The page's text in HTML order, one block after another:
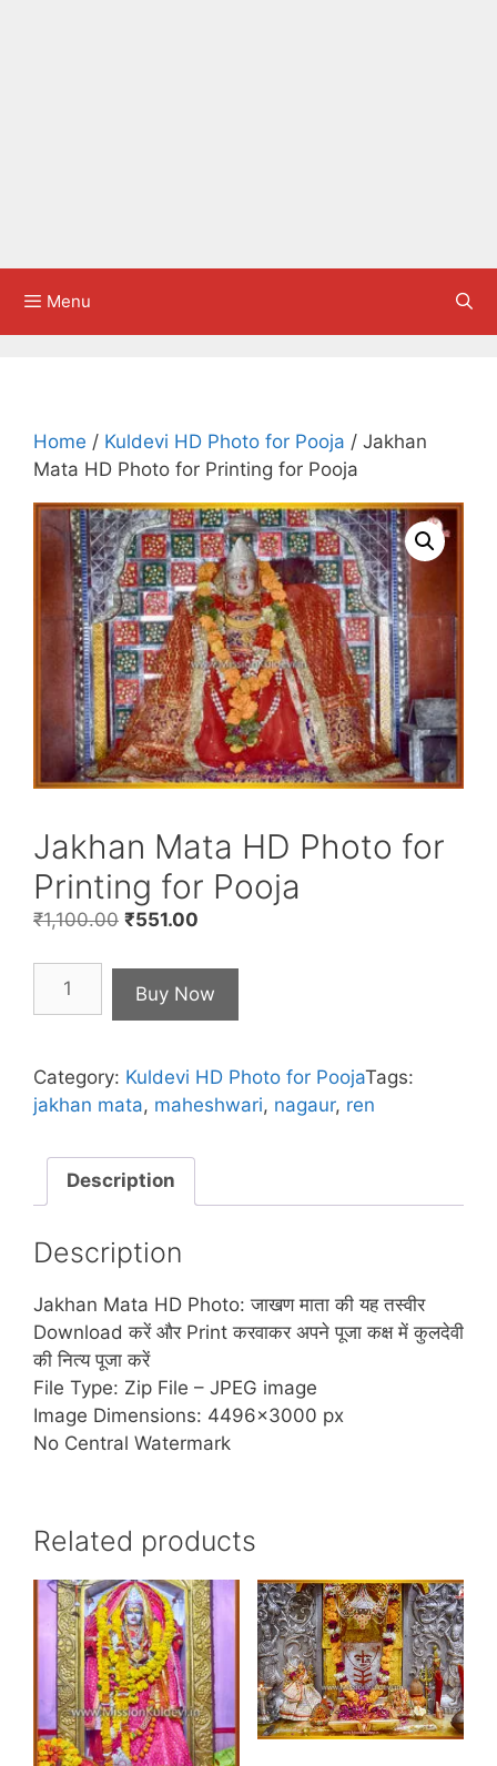
Menu
Home / Kuldevi HD Photo for Pooja / Jakhan
Mata HD Photo for Printing for Pooja
Jakhan Mata HD Photo for
Printing for Pooja
₹1,100.00 Original
was:
₹1,100.00.
₹551.00
is:
₹551.00.
Mata
for
Printing
Pooja
Buy Now
Category: Kuldevi HD Photo for PoojaTags:
jakhan mata, maheshwari, nagaur, ren
Description
Description
Jakhan Mata HD Photo: जाखण माता की यह तस्वीर
Download करें और Print करवाकर अपने पूजा कक्ष में कुलदेवी
की नित्य पूजा करें
File Type: Zip File – JPEG image
Image Dimensions: 4496×3000 px
No Central Watermark
Related products